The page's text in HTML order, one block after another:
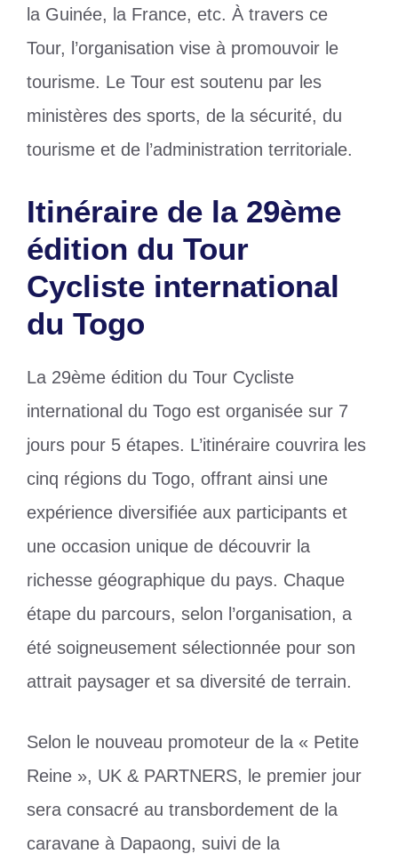
la Guinée, la France, etc. À travers ce
Tour, l’organisation vise à promouvoir le
tourisme. Le Tour est soutenu par les
ministères des sports, de la sécurité, du
tourisme et de l’administration territoriale.
Itinéraire de la 29ème
édition du Tour
Cycliste international
du Togo
La 29ème édition du Tour Cycliste
international du Togo est organisée sur 7
jours pour 5 étapes. L’itinéraire couvrira les
cinq régions du Togo, offrant ainsi une
expérience diversifiée aux participants et
une occasion unique de découvrir la
richesse géographique du pays. Chaque
étape du parcours, selon l’organisation, a
été soigneusement sélectionnée pour son
attrait paysager et sa diversité de terrain.
Selon le nouveau promoteur de la « Petite
Reine », UK & PARTNERS, le premier jour
sera consacré au transbordement de la
caravane à Dapaong, suivi de la